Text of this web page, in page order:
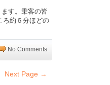
す。乗客の皆
ろ約６分ほどの
No Comments
Next Page →